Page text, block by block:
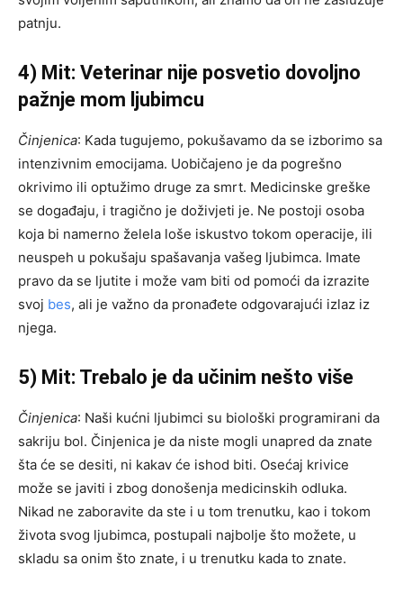
patnju.
4) Mit: Veterinar nije posvetio dovoljno
pažnje mom ljubimcu
Činjenica: Kada tugujemo, pokušavamo da se izborimo sa
intenzivnim emocijama. Uobičajeno je da pogrešno
okrivimo ili optužimo druge za smrt. Medicinske greške
se događaju, i tragično je doživjeti je. Ne postoji osoba
koja bi namerno želela loše iskustvo tokom operacije, ili
neuspeh u pokušaju spašavanja vašeg ljubimca. Imate
pravo da se ljutite i može vam biti od pomoći da izrazite
svoj bes, ali je važno da pronađete odgovarajući izlaz iz
njega.
5) Mit: Trebalo je da učinim nešto više
Činjenica: Naši kućni ljubimci su biološki programirani da
sakriju bol. Činjenica je da niste mogli unapred da znate
šta će se desiti, ni kakav će ishod biti. Osećaj krivice
može se javiti i zbog donošenja medicinskih odluka.
Nikad ne zaboravite da ste i u tom trenutku, kao i tokom
života svog ljubimca, postupali najbolje što možete, u
skladu sa onim što znate, i u trenutku kada to znate.